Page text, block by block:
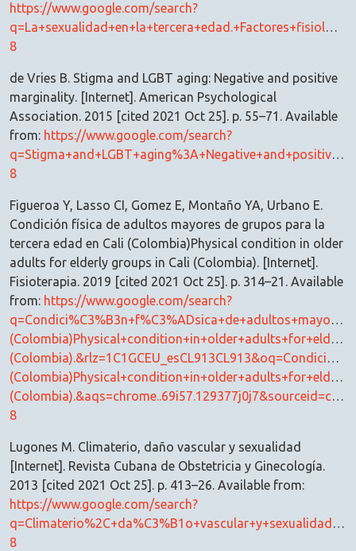
https://www.google.com/search?
8
de Vries B. Stigma and LGBT aging: Negative and positive
marginality. [Internet]. American Psychological
Association. 2015 [cited 2021 Oct 25]. p. 55–71. Available
from: https://www.google.com/search?
8
Figueroa Y, Lasso CI, Gomez E, Montaño YA, Urbano E.
Condición física de adultos mayores de grupos para la
tercera edad en Cali (Colombia)Physical condition in older
adults for elderly groups in Cali (Colombia). [Internet].
Fisioterapia. 2019 [cited 2021 Oct 25]. p. 314–21. Available
from: https://www.google.com/search?
8
Lugones M. Climaterio, daño vascular y sexualidad
[Internet]. Revista Cubana de Obstetricia y Ginecología.
2013 [cited 2021 Oct 25]. p. 413–26. Available from:
https://www.google.com/search?
8